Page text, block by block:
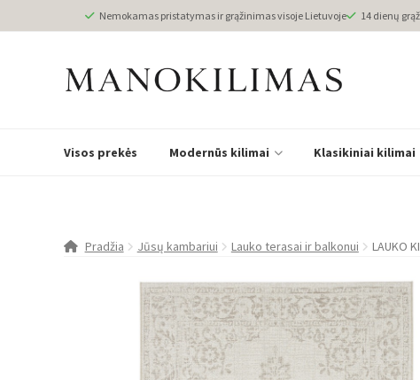
Nemokamas pristatymas ir grąžinimas visoje Lietuvoje 14 dienų
Visos prekės Modernūs kilimai Klasikiniai kilimai
Pradžia Jūsų kambariui Lauko terasai ir balkonui LAUKO